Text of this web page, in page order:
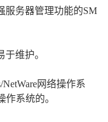
服务器管理功能的SM
维护。
网络操作系
系统的。